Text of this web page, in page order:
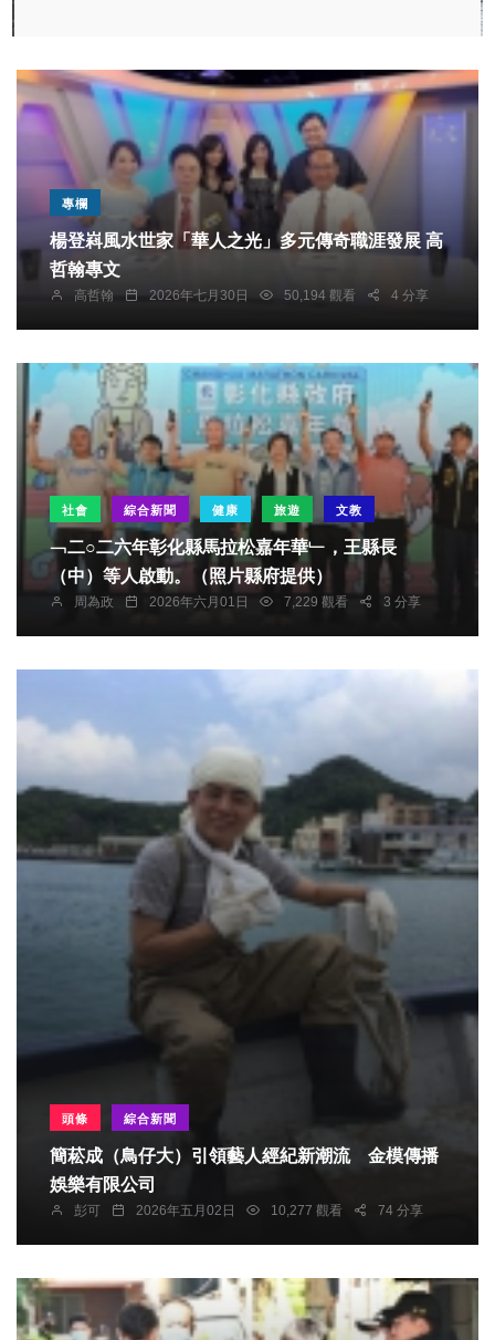
專欄
楊登嵙風水世家「華人之光」多元傳奇職涯發展 高
哲翰專文
高哲翰 2026年七月30日 50,194 觀看 4 分享
社會 綜合新聞 健康 旅遊 文教
﹁二○二六年彰化縣馬拉松嘉年華﹂，王縣長
（中）等人啟動。（照片縣府提供）
周為政 2026年六月01日 7,229 觀看 3 分享
頭條 綜合新聞
簡菘成（鳥仔大）引領藝人經紀新潮流 金模傳播
娛樂有限公司
彭可 2026年五月02日 10,277 觀看 74 分享